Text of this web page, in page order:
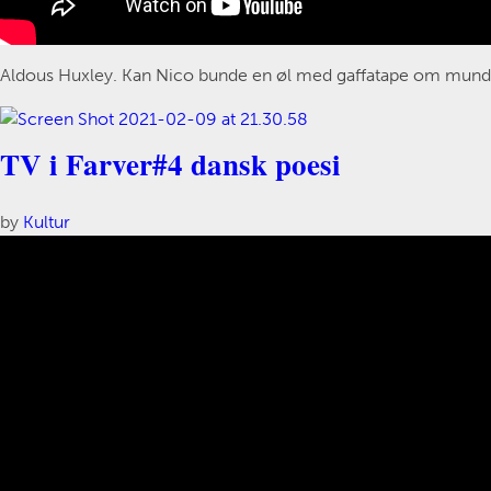
Aldous Huxley. Kan Nico bunde en øl med gaffatape om
TV i Farver#4 dansk poesi
by Kultur